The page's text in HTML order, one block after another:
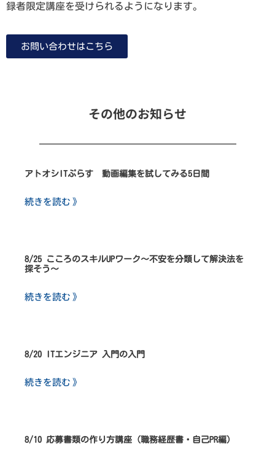
録者限定講座を受けられるようになります。
お問い合わせはこちら
その他のお知らせ
アトオシITぷらす 動画編集を試してみる5日間
続きを読む 》
8/25 こころのスキルUPワーク～不安を分類して解決法を
探そう～
続きを読む 》
8/20 ITエンジニア 入門の入門
続きを読む 》
8/10 応募書類の作り方講座（職務経歴書・自己PR編）